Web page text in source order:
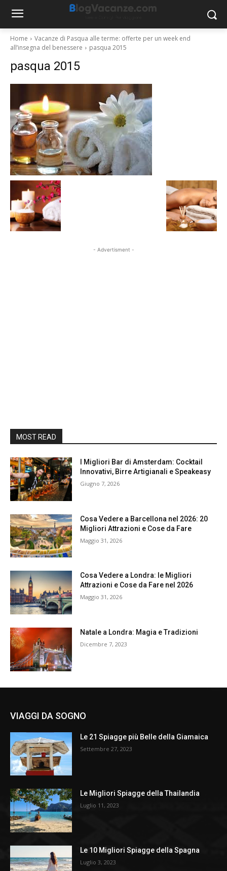
Home
Vacanze di Pasqua alle terme: offerte per un week end
all’insegna del benessere
pasqua 2015
pasqua 2015
- Advertisment -
MOST READ
I Migliori Bar di Amsterdam: Cocktail
Innovativi, Birre Artigianali e Speakeasy
Giugno 7, 2026
Cosa Vedere a Barcellona nel 2026: 20
Migliori Attrazioni e Cose da Fare
Maggio 31, 2026
Cosa Vedere a Londra: le Migliori
Attrazioni e Cose da Fare nel 2026
Maggio 31, 2026
Natale a Londra: Magia e Tradizioni
Dicembre 7, 2023
VIAGGI DA SOGNO
Le 21 Spiagge più Belle della Giamaica
Settembre 27, 2023
Le Migliori Spiagge della Thailandia
Luglio 11, 2023
Le 10 Migliori Spiagge della Spagna
Luglio 3, 2023